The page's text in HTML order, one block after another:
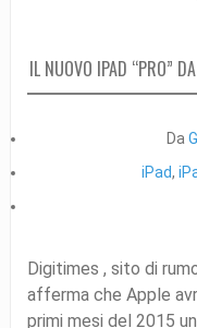
IL NUOVO IPAD “PRO”
Da
iPad,
Digitimes , sito di
afferma che Apple
primi mesi del 2015